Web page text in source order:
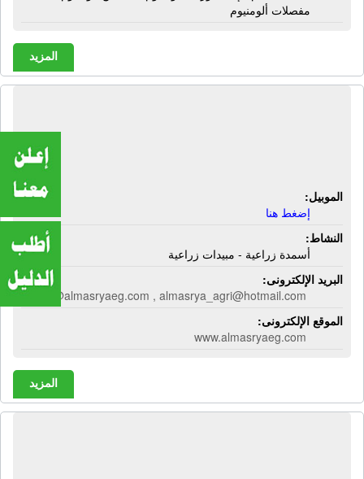
مفصلات ألومنيوم
المزيد
الموبيل:
إضغط هنا
النشاط:
أسمدة زراعية - مبيدات زراعية
البريد الإلكترونى:
info@almasryaeg.com , almasrya_agri@hotmail.com
الموقع الإلكترونى:
www.almasryaeg.com
المزيد